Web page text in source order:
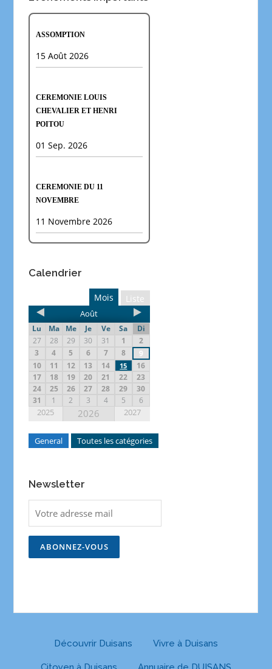
ASSOMPTION
15 Août 2026
CEREMONIE LOUIS
CHEVALIER ET HENRI
POITOU
01 Sep. 2026
CEREMONIE DU 11
NOVEMBRE
11 Novembre 2026
Calendrier
Liste
Mois
Août
Lu Ma Me Je Ve Sa
Di
27
28 29 30 31 1
2
3
4 5 6 7 8
9
10
11 12 13 14 15
16
17
18 19 20 21 22
23
24
25 26 27 28 29
30
31
1 2 3 4 5 6
2025 2026 2027
General Toutes les catégories
Newsletter
Découvrir Duisans Vivre à Duisans